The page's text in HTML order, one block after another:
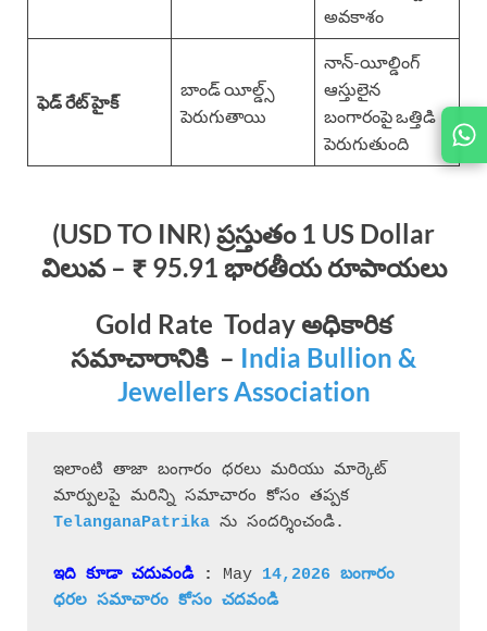
అవకాశం
ఫెడ్ రేట్ హైక్
బాండ్ యీల్డ్స్
పెరుగుతాయి
నాన్-యీల్డింగ్
ఆస్తులైన
బంగారంపై ఒత్తిడి
పెరుగుతుంది
(USD TO INR) ప్రస్తుతం 1 US Dollar
విలువ – ₹ 95.91 భారతీయ రూపాయలు
Gold Rate Today అధికారిక
సమాచారానికి – India Bullion &
Jewellers Association
ఇలాంటి తాజా బంగారం ధరలు మరియు మార్కెట్
ను సందర్శించండి.
ఇది కూడా చదువండి : May 14,2026 బంగారం
ధరల సమాచారం కోసం చదవండి